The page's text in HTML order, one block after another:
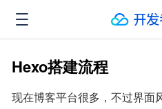
Hexo搭建流程
现在博客平台很多，不过界面